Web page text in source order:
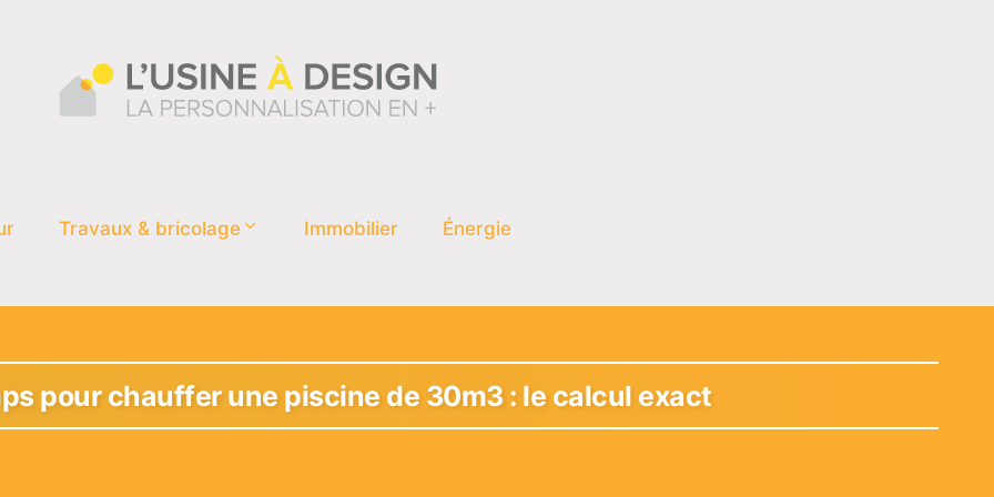
Travaux & bricolage Immobilier Énergie
pour chauffer une piscine de 30m3 : le calcul exact